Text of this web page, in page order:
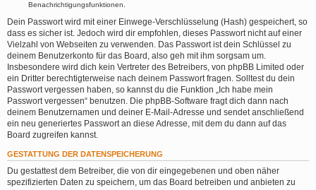
Benachrichtigungsfunktionen.
Dein Passwort wird mit einer Einwege-Verschlüsselung (Hash) gespeichert, so
dass es sicher ist. Jedoch wird dir empfohlen, dieses Passwort nicht auf einer
Vielzahl von Webseiten zu verwenden. Das Passwort ist dein Schlüssel zu
deinem Benutzerkonto für das Board, also geh mit ihm sorgsam um.
Insbesondere wird dich kein Vertreter des Betreibers, von phpBB Limited oder
ein Dritter berechtigterweise nach deinem Passwort fragen. Solltest du dein
Passwort vergessen haben, so kannst du die Funktion „Ich habe mein
Passwort vergessen“ benutzen. Die phpBB-Software fragt dich dann nach
deinem Benutzernamen und deiner E-Mail-Adresse und sendet anschließend
ein neu generiertes Passwort an diese Adresse, mit dem du dann auf das
Board zugreifen kannst.
GESTATTUNG DER DATENSPEICHERUNG
Du gestattest dem Betreiber, die von dir eingegebenen und oben näher
spezifizierten Daten zu speichern, um das Board betreiben und anbieten zu